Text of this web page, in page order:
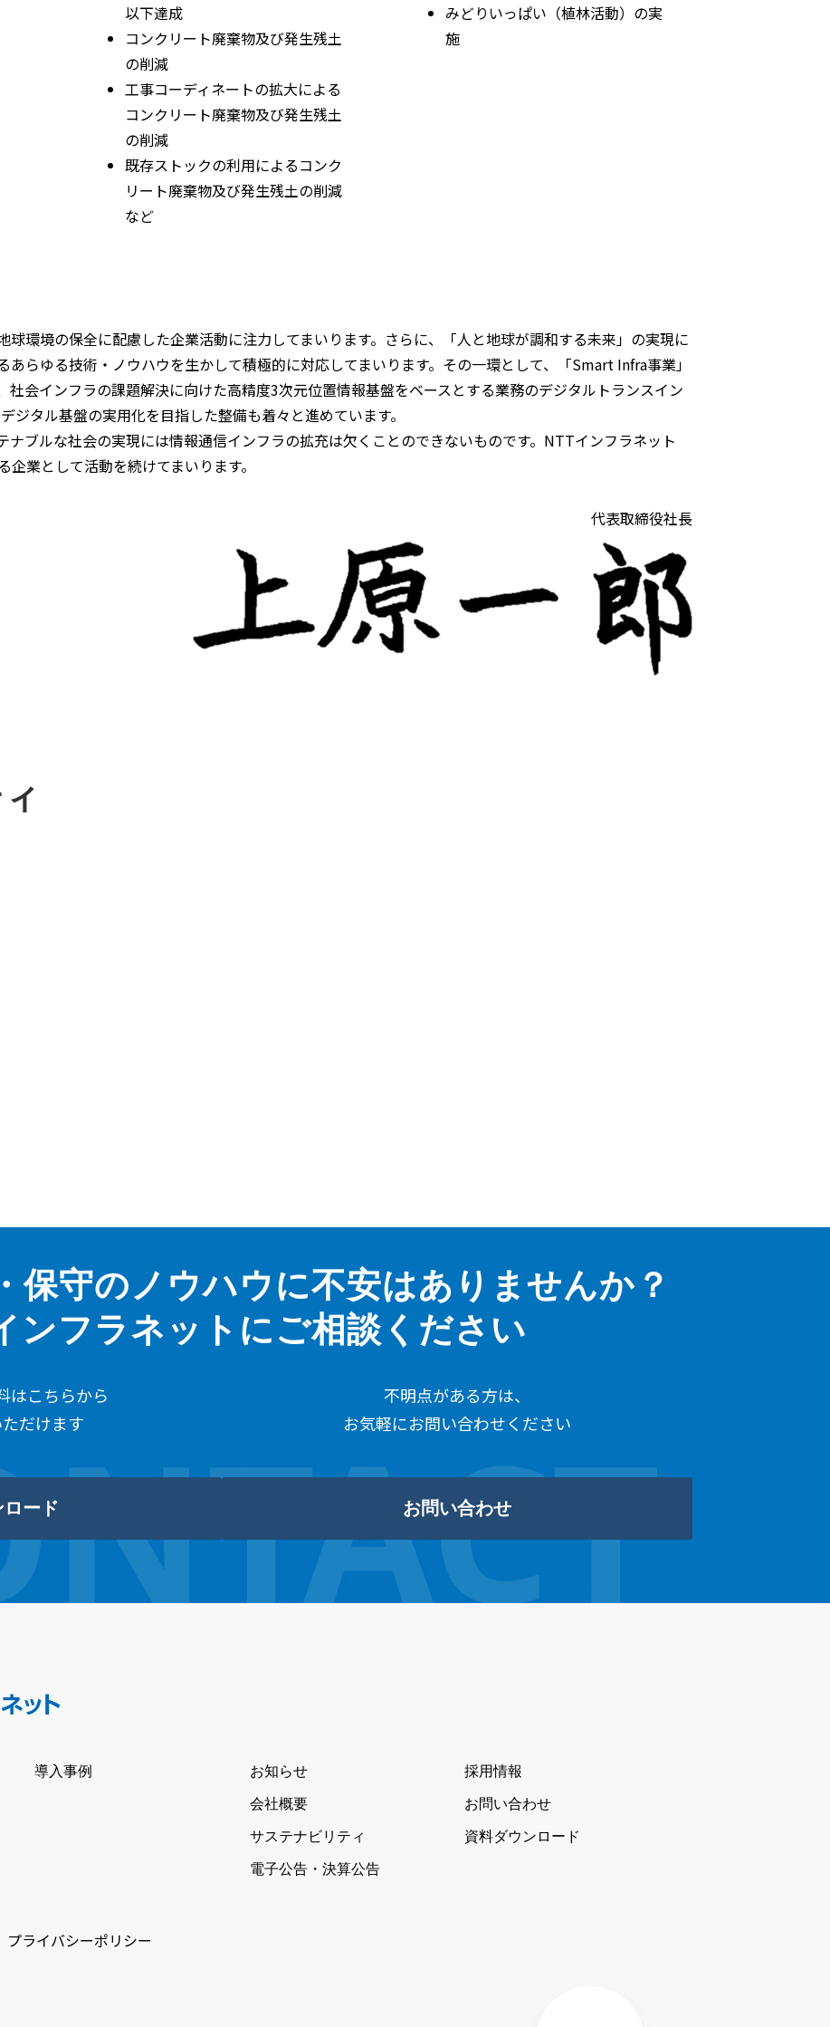
以下達成
コンクリート廃棄物及び発生残土
の削減
工事コーディネートの拡大による
コンクリート廃棄物及び発生残土
の削減
既存ストックの利用によるコンク
リート廃棄物及び発生残土の削減
など
みどりいっぱい（植林活動）の実
施
球環境の保全に配慮した企業活動に注力してまいります。さらに、「人と地球が調和する未来」の実現に
らゆる技術・ノウハウを生かして積極的に対応してまいります。その一環として、「Smart Infra事業」
社会インフラの課題解決に向けた高精度3次元位置情報基盤をベースとする業務のデジタルトランスイン
ジタル基盤の実用化を目指した整備も着々と進めています。
ナブルな社会の実現には情報通信インフラの拡充は欠くことのできないものです。NTTインフラネット
業として活動を続けてまいります。
代表取締役社長
保守のノウハウに不安はありませんか？
ンフラネットにご相談ください
はこちらから
だけます
ード
不明点がある方は、
お気軽にお問い合わせください
お問い合わせ
導入事例 お知らせ
会社概要
サステナビリティ
電子公告・決算公告
採用情報
お問い合わせ
資料ダウンロード
プライバシーポリシー